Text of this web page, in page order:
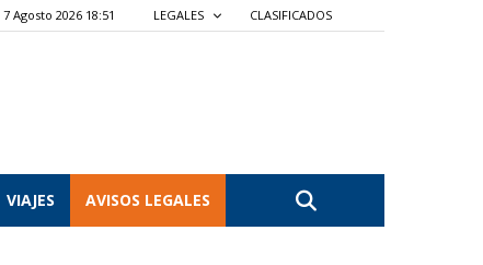
7 Agosto 2026 18:51 LEGALES CLASIFICADOS
VIAJES AVISOS LEGALES